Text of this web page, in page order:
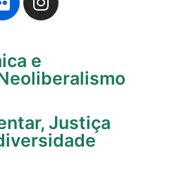
e
Justiça